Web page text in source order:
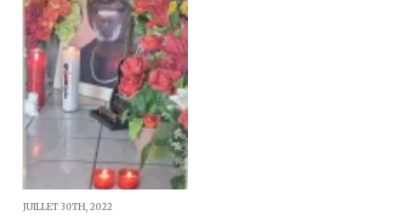
JUILLET 30TH, 2022